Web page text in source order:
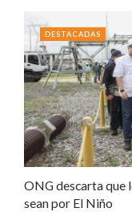
ONG descarta que
sean por El Niño
DESTACADAS